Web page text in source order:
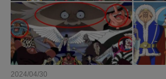
2024/04/30